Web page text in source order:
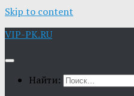
Skip to content
VIP-PK.RU
Найти: